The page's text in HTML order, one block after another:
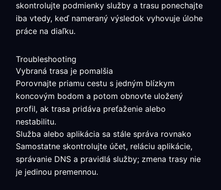
skontrolujte podmienky služby a trasu ponechajte
iba vtedy, keď nameraný výsledok vyhovuje úlohe
práce na diaľku.
Troubleshooting
Vybraná trasa je pomalšia
Porovnajte priamu cestu s jedným blízkym
koncovým bodom a potom obnovte uložený
profil, ak trasa pridáva preťaženie alebo
nestabilitu.
Služba alebo aplikácia sa stále správa rovnako
Samostatne skontrolujte účet, reláciu aplikácie,
správanie DNS a pravidlá služby; zmena trasy nie
je jedinou premennou.